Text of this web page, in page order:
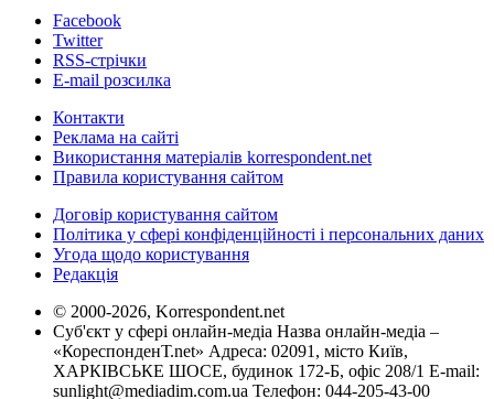
Facebook
Twitter
RSS-стрічки
E-mail розсилка
Контакти
Реклама на сайті
Використання матеріалів korrespondent.net
Правила користування сайтом
Договір користування сайтом
Політика у сфері конфіденційності і персональних даних
Угода щодо користування
Редакція
© 2000-2026, Korrespondent.net
Суб'єкт у сфері онлайн-медіа Назва онлайн-медіа –
«КореспонденТ.net» Адреса: 02091, місто Київ,
ХАРКІВСЬКЕ ШОСЕ, будинок 172-Б, офіс 208/1 E-mail:
sunlight@mediadim.com.ua Телефон: 044-205-43-00